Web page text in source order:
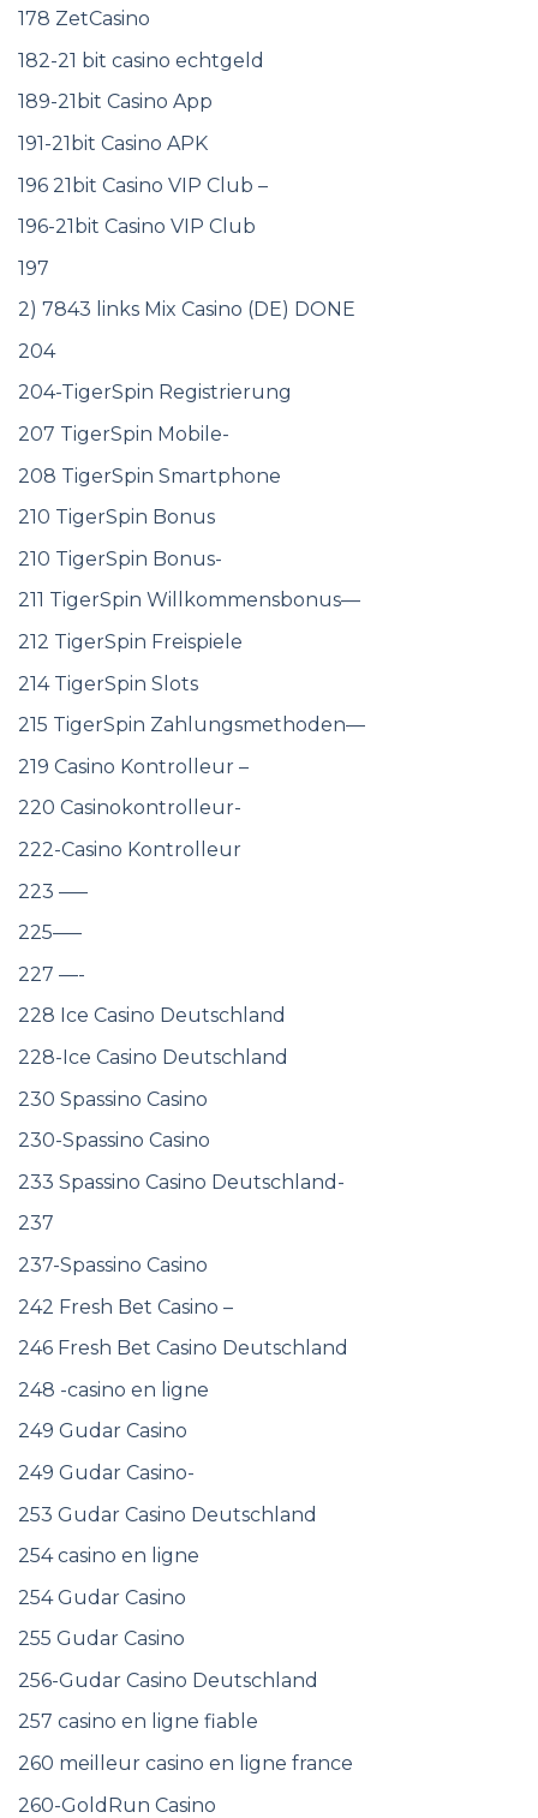
178 ZetCasino
182-21 bit casino echtgeld
189-21bit Casino App
191-21bit Casino APK
196 21bit Casino VIP Club –
196-21bit Casino VIP Club
197
2) 7843 links Mix Casino (DE) DONE
204
204-TigerSpin Registrierung
207 TigerSpin Mobile-
208 TigerSpin Smartphone
210 TigerSpin Bonus
210 TigerSpin Bonus-
211 TigerSpin Willkommensbonus—
212 TigerSpin Freispiele
214 TigerSpin Slots
215 TigerSpin Zahlungsmethoden—
219 Casino Kontrolleur –
220 Casinokontrolleur-
222-Casino Kontrolleur
223 —–
225—–
227 —-
228 Ice Casino Deutschland
228-Ice Casino Deutschland
230 Spassino Casino
230-Spassino Casino
233 Spassino Casino Deutschland-
237
237-Spassino Casino
242 Fresh Bet Casino –
246 Fresh Bet Casino Deutschland
248 -casino en ligne
249 Gudar Casino
249 Gudar Casino-
253 Gudar Casino Deutschland
254 casino en ligne
254 Gudar Casino
255 Gudar Casino
256-Gudar Casino Deutschland
257 casino en ligne fiable
260 meilleur casino en ligne france
260-GoldRun Casino